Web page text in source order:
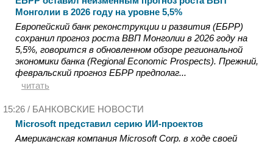
Монголии в 2026 году на уровне 5,5%
Европейский банк реконструкции и развития (ЕБРР)
сохранил прогноз роста ВВП Монголии в 2026 году на
5,5%, говорится в обновленном обзоре региональной
экономики банка (Regional Economic Prospects). Прежний,
февральский прогноз ЕБРР предполаг...
читать
15:26 / БАНКОВСКИЕ НОВОСТИ
Microsoft представил серию ИИ-проектов
Американская компания Microsoft Corp. в ходе своей